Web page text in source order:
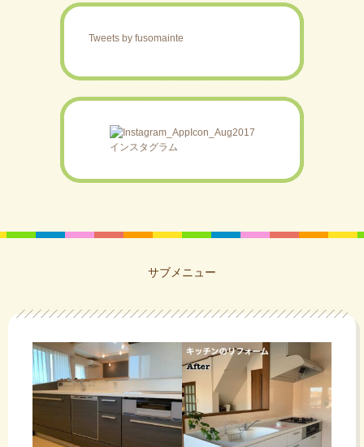
Tweets by fusomainte
インスタグラム
サブメニュー